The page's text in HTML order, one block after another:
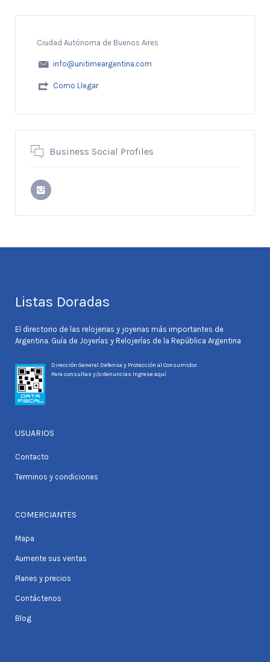
Ciudad Autónoma de Buenos Aires
info@unitimeargentina.com
Como Llegar
Business Social Profiles
Listas Doradas
El directorio de las relojerias y joyerias más importantes de
Argentina. Guía de Joyerías y Relojerías de la República Argentina
Dirección General Defensa y Protección al Consumidor.
Para consultas y/o denuncias Ingrese aquí
USUARIOS
Contacto
Terminos y condiciones
COMERCIANTES
Mapa
Aumente sus ventas
Planes y precios
Contáctenos
Blog